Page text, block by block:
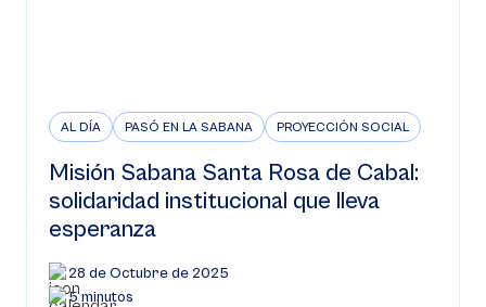
AL DÍA PASÓ EN LA SABANA PROYECCIÓN SOCIAL
Misión Sabana Santa Rosa de Cabal:
solidaridad institucional que lleva
esperanza
28 de Octubre de 2025
5 minutos